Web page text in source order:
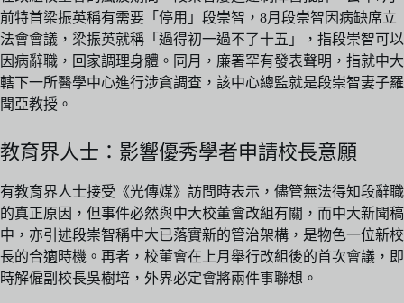
前特首梁振英稱有需要「停用」段崇智，8月段崇智因病缺席立
法會會議，梁振英就稱「過得初一過不了十五」，指段崇智可以
因病辭職，回家調理身體。同月，廉署罕有發表聲明，指就中大
轄下一所醫學中心進行涉貪調查，該中心總監就是段崇智妻子羅
聞亞教授。
教育界人士：影響優秀學者申請校長意願
有教育界人士接受《光傳媒》訪問時表示，儘管無法得知段辭職
的真正原因，但事件必然與中大校董會改組有關，而中大新聞稿
中，亦引述段崇智稱中大已落實新的管治架構，是物色一位新校
長的合適時機。再者，校董會在上月舉行改組後的首次會議，即
時解僱副校長吳樹培，外界必定會將兩件事聯想。